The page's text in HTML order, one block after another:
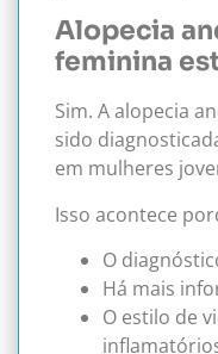
Alopecia
feminina
Sim. A alopecia
sido
em mulheres
Isso acontece
O
Há mais
O estilo de